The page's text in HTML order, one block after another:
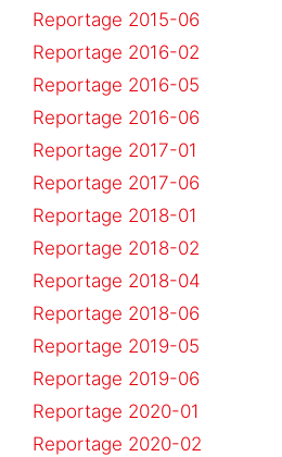
Reportage 2015-06
Reportage 2016-02
Reportage 2016-05
Reportage 2016-06
Reportage 2017-01
Reportage 2017-06
Reportage 2018-01
Reportage 2018-02
Reportage 2018-04
Reportage 2018-06
Reportage 2019-05
Reportage 2019-06
Reportage 2020-01
Reportage 2020-02